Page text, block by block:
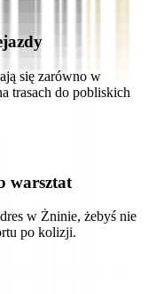
się zarówno w
trasach do pobliskich
warsztat
w Żninie, żebyś nie
po kolizji.